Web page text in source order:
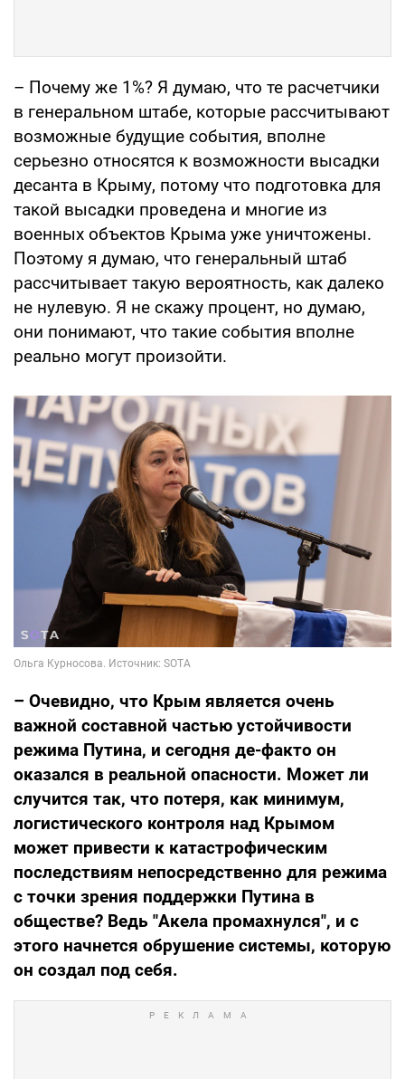
– Почему же 1%? Я думаю, что те расчетчики
в генеральном штабе, которые рассчитывают
возможные будущие события, вполне
серьезно относятся к возможности высадки
десанта в Крыму, потому что подготовка для
такой высадки проведена и многие из
военных объектов Крыма уже уничтожены.
Поэтому я думаю, что генеральный штаб
рассчитывает такую вероятность, как далеко
не нулевую. Я не скажу процент, но думаю,
они понимают, что такие события вполне
реально могут произойти.
– Очевидно, что Крым является очень
важной составной частью устойчивости
режима Путина, и сегодня де-факто он
оказался в реальной опасности. Может ли
случится так, что потеря, как минимум,
логистического контроля над Крымом
может привести к катастрофическим
последствиям непосредственно для режима
с точки зрения поддержки Путина в
обществе? Ведь "Акела промахнулся", и с
этого начнется обрушение системы, которую
он создал под себя.